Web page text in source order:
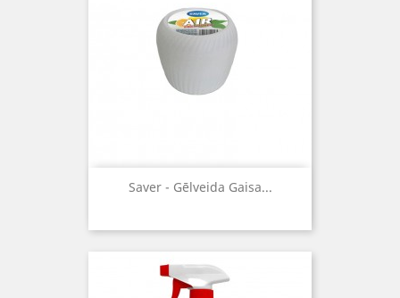
Saver - Gēlveida Gaisa...